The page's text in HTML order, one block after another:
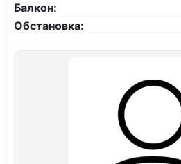
Балкон:
Обстановка: